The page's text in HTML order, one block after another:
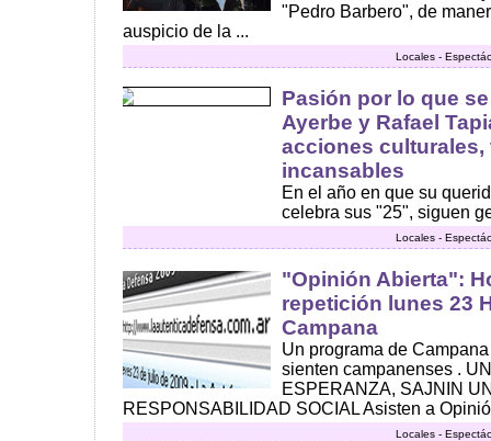
"Pedro Barbero", de
auspicio de la ...
Locales -
Pasión por lo que
Ayerbe y Rafael
acciones culturales,
incansables
En el año en que su
celebra sus "25", siguen
Locales -
"Opinión Abierta":
repetición lunes 23
Campana
Un programa de
sienten campanenses .
ESPERANZA, SAJNIN
RESPONSABILIDAD SOCIAL Asisten a
Locales -